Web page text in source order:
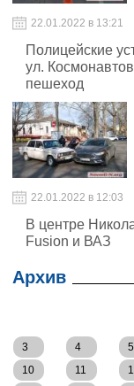
22.01.2022 в 13:21
Полицейские
ул.
пешеход
22.01.2022 в 12:03
В центре
Fusion и ВАЗ
Архив
3
4 5
10
11